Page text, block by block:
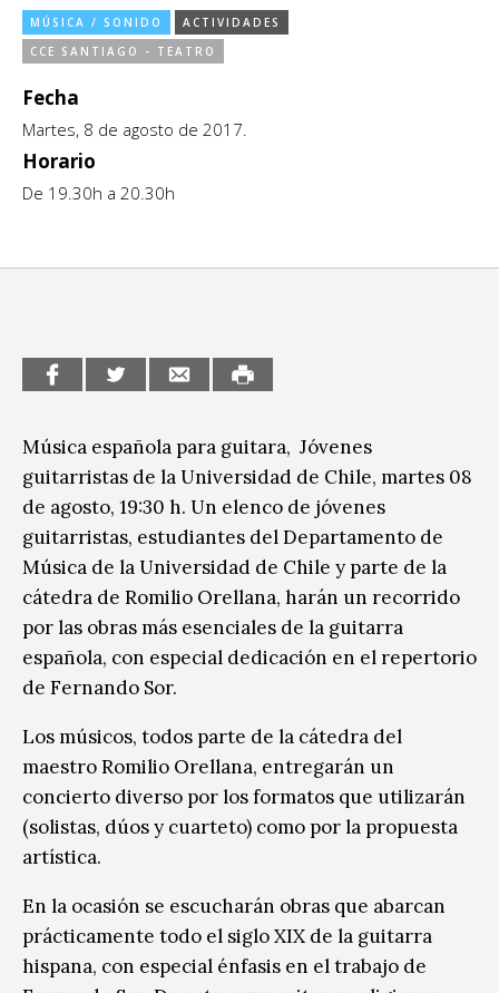
Sitios de interés
Escénicas
Formación
Infantil / Juvenil
MÚSICA / SONIDO
ACTIVIDADES
CCE SANTIAGO - TEATRO
Fecha
Martes, 8 de agosto de 2017.
Horario
De 19.30h a 20.30h
Música española para guitara, Jóvenes
guitarristas de la Universidad de Chile, martes 08
de agosto, 19:30 h. Un elenco de jóvenes
guitarristas, estudiantes del Departamento de
Música de la Universidad de Chile y parte de la
cátedra de Romilio Orellana, harán un recorrido
por las obras más esenciales de la guitarra
española, con especial dedicación en el repertorio
de Fernando Sor.
Los músicos, todos parte de la cátedra del
maestro Romilio Orellana, entregarán un
concierto diverso por los formatos que utilizarán
(solistas, dúos y cuarteto) como por la propuesta
artística.
En la ocasión se escucharán obras que abarcan
prácticamente todo el siglo XIX de la guitarra
hispana, con especial énfasis en el trabajo de